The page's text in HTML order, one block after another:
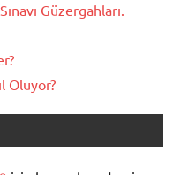
Güzergahları.
Oluyor?